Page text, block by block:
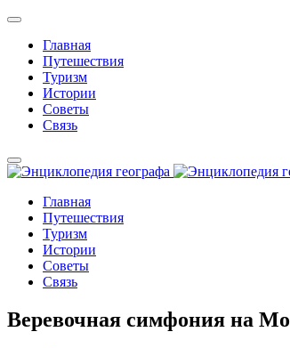
Главная
Путешествия
Туризм
Истории
Советы
Связь
Главная
Путешествия
Туризм
Истории
Советы
Связь
Веревочная симфония на